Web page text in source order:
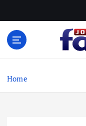
Home